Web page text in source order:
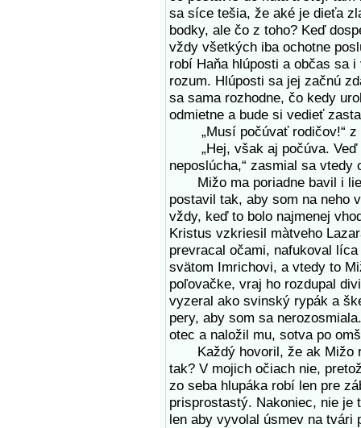
sa síce tešia, že aké je dieťa
bodky, ale čo z toho? Keď
vždy všetkých iba ochotne
robí Haňa hlúposti a občas sa
rozum. Hlúposti sa jej začnú
sa sama rozhodne, čo kedy
odmietne a bude si vedieť
„Musí počúvať rodičov!“ z
„Hej, však aj počúva. Veď
neposlúcha,“ zasmial sa
Mižo ma poriadne bavil i
postavil tak, aby som na neho
vždy, keď to bolo najmenej
Kristus vzkriesil màtveho
prevracal očami, nafukoval
svätom Imrichovi, a vtedy to
poľovačke, vraj ho rozdupal
vyzeral ako svinský rypák a
pery, aby som sa
otec a naložil mu, sotva po
Každý hovoril, že ak Mižo
tak? V mojich očiach nie,
zo seba hlupáka robí len pre
prisprostastý. Nakoniec, nie je
len aby vyvolal úsmev na tvári